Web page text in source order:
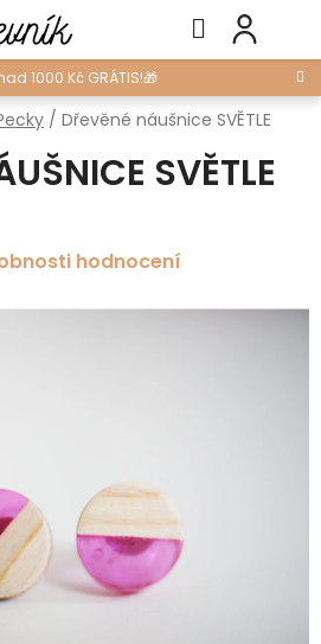
1000 Kč GRÁTIS!🎁
Hledat
/ Dřevěné náušnice SVĚTLE
SVĚTLE
hodnocení